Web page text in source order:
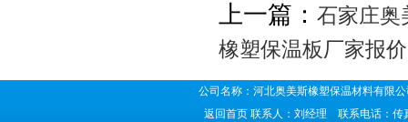
上一篇： 石家庄奥
橡塑保温板厂家报价
公司名称：河北奥美斯橡塑保温材料有
返回首页 联系人：刘经理 联系电话：